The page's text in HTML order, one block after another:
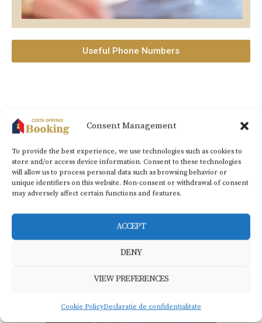
Consent Management
To provide the best experience, we use technologies such as cookies to
store and/or access device information. Consent to these technologies
will allow us to process personal data such as browsing behavior or
unique identifiers on this website. Non-consent or withdrawal of consent
may adversely affect certain functions and features.
ACCEPT
DENY
VIEW PREFERENCES
Cookie PolicyDeclarație de confidențialitate
Useful Phone Numbers
Ofrynio beach (Costa Ofrynio), Kavala, 64008 – Greece |
+30 2594
CONTACT NUMBERS+30 6937296189|+359
890404011
Dă clic pentru a accepta cookie-urile pentru